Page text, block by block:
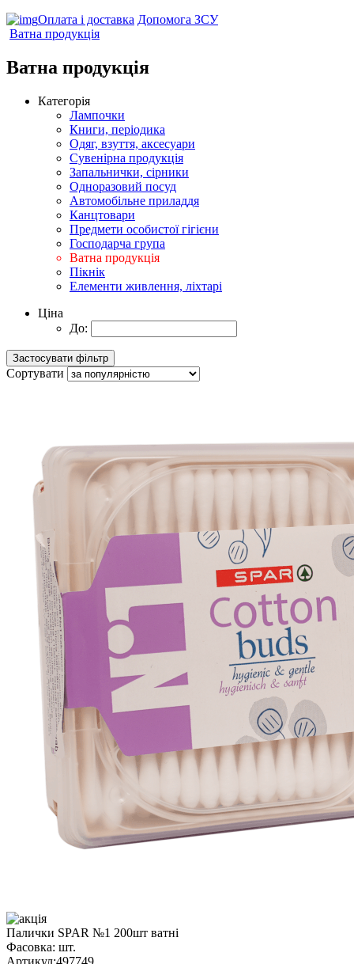
Оплата і доставка Допомога ЗСУ
Ватна продукція
Ватна продукція
Категорія
Лампочки
Книги, періодика
Одяг, взуття, аксесуари
Сувенірна продукція
Запальнички, сірники
Одноразовий посуд
Автомобільне приладдя
Канцтовари
Предмети особистої гігієни
Господарча група
Ватна продукція
Пікнік
Елементи живлення, ліхтарі
Ціна
До:
Сортувати
Палички SPAR №1 200шт ватні
Фасовка: шт.
Артикул:497749